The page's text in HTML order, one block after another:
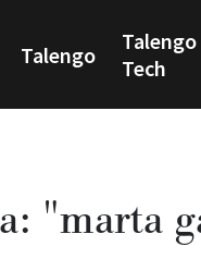
Talengo
Talengo
Tech
"marta